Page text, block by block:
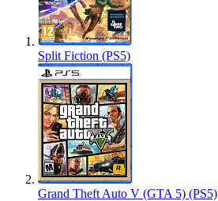
Split Fiction (PS5)
Grand Theft Auto V (GTA 5) (PS5)